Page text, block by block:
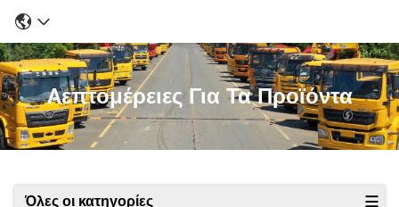
Λεπτομέρειες Για Τα Προϊόντα
Όλες οι κατηγορίες